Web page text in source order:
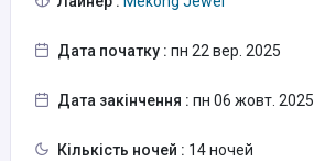
Дата початку : пн 22 вер. 2025
Дата закінчення : пн 06 жовт. 2025
Кількість ночей : 14 ночей